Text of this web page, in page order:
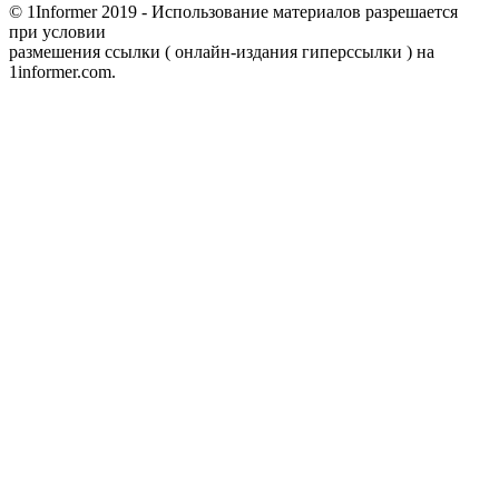
© 1Informer 2019 - Использование материалов разрешается
при условии
размешения ссылки ( онлайн-издания гиперссылки ) на
1informer.com.